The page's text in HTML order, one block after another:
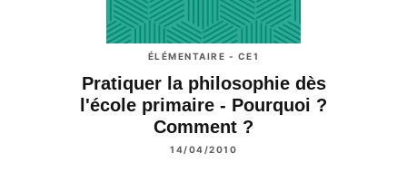
ÉLÉMENTAIRE - CE1
Pratiquer la philosophie dès
l'école primaire - Pourquoi ?
Comment ?
14/04/2010